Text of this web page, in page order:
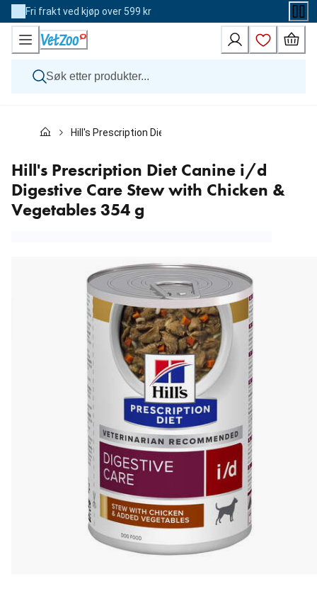
Skip
to
Content
Fri frakt ved kjøp over 599 kr
Katt
Andre dyr
Merker
Nyheter
Kampanje
Hill's Prescription Diet Canine i/d Digestive Care Stew
Hill's Prescription Diet Canine i/d
Digestive Care Stew with Chicken &
Vegetables 354 g